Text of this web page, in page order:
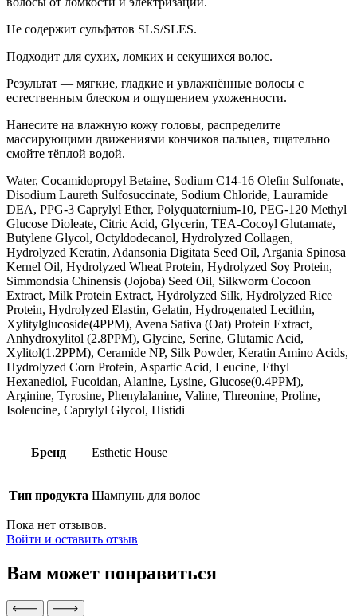
Не содержит сульфатов SLS/SLES.
Подходит для сухих, ломких и секущихся волос.
Результат — мягкие, гладкие и увлажнённые волосы с
естественным блеском и ощущением ухоженности.
Нанесите на влажную кожу головы, распределите
массирующими движениями кончиков пальцев, тщательно
смойте тёплой водой.
Water, Cocamidopropyl Betaine, Sodium C14-16 Olefin Sulfonate,
Disodium Laureth Sulfosuccinate, Sodium Chloride, Lauramide
DEA, PPG-3 Caprylyl Ether, Polyquaternium-10, PEG-120 Methyl
Glucose Dioleate, Citric Acid, Glycerin, TEA-Cocoyl Glutamate,
Butylene Glycol, Octyldodecanol, Hydrolyzed Collagen,
Hydrolyzed Keratin, Adansonia Digitata Seed Oil, Argania Spinosa
Kernel Oil, Hydrolyzed Wheat Protein, Hydrolyzed Soy Protein,
Simmondsia Chinensis (Jojoba) Seed Oil, Silkworm Cocoon
Extract, Milk Protein Extract, Hydrolyzed Silk, Hydrolyzed Rice
Protein, Hydrolyzed Elastin, Gelatin, Hydrogenated Lecithin,
Xylitylglucoside(4PPM), Avena Sativa (Oat) Protein Extract,
Anhydroxylitol (2.8PPM), Glycine, Serine, Glutamic Acid,
Xylitol(1.2PPM), Ceramide NP, Silk Powder, Keratin Amino Acids,
Hydrolyzed Corn Protein, Aspartic Acid, Leucine, Ethyl
Hexanediol, Fucoidan, Alanine, Lysine, Glucose(0.4PPM),
Arginine, Tyrosine, Phenylalanine, Valine, Threonine, Proline,
Isoleucine, Caprylyl Glycol, Histidi
Бренд Esthetic House
Тип продукта Шампунь для волос
Пока нет отзывов.
Войти и оставить отзыв
Вам может понравиться